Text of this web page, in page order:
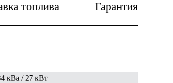
топлива Гарантия
кВа / 27 кВт